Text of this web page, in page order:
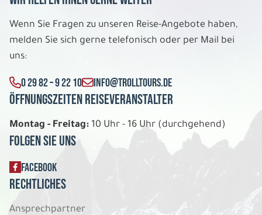
Wenn Sie Fragen zu unseren Reise-Angebote haben,
melden Sie sich gerne telefonisch oder per Mail bei
uns:
0 29 82 – 9 22 10 INFO@TROLLTOURS.DE
Öffnungszeiten Reiseveranstalter
Montag - Freitag: 10 Uhr - 16 Uhr (durchgehend)
Folgen Sie uns
FACEBOOK
Rechtliches
Ansprechpartner